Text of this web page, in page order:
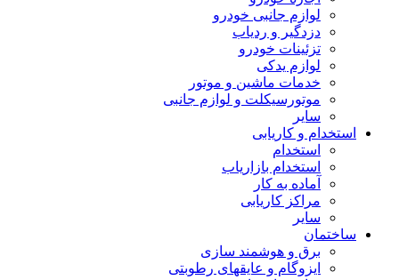
لوازم جانبی خودرو
دزدگیر و ردیاب
تزئینات خودرو
لوازم یدکی
خدمات ماشین و موتور
موتورسیکلت و لوازم جانبی
سایر
استخدام و کاریابی
استخدام
استخدام بازاریاب
آماده به کار
مراکز کاریابی
سایر
ساختمان
برق و هوشمند سازی
ایزوگام و عایقهای رطوبتی